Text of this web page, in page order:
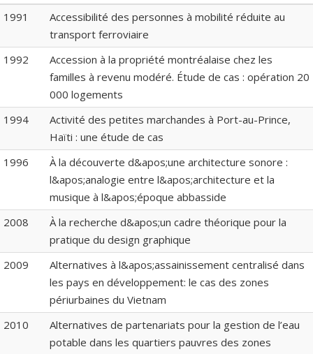
1991
Accessibilité des personnes à mobilité réduite au
transport ferroviaire
1992
Accession à la propriété montréalaise chez les
familles à revenu modéré. Étude de cas : opération 20
000 logements
1994
Activité des petites marchandes à Port-au-Prince,
Haïti : une étude de cas
1996
À la découverte d&apos;une architecture sonore :
l&apos;analogie entre l&apos;architecture et la
musique à l&apos;époque abbasside
2008
À la recherche d&apos;un cadre théorique pour la
pratique du design graphique
2009
Alternatives à l&apos;assainissement centralisé dans
les pays en développement: le cas des zones
périurbaines du Vietnam
2010
Alternatives de partenariats pour la gestion de l’eau
potable dans les quartiers pauvres des zones